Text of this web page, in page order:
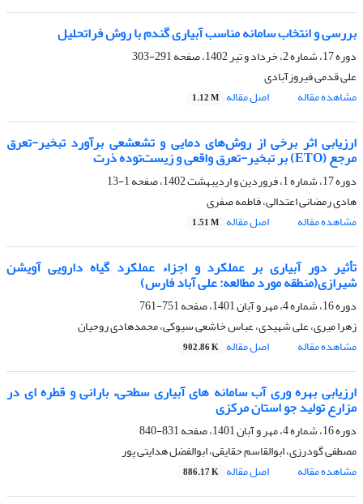
بررسی و انتخاب سامانه مناسب آبیاری گندم با روش فراتحلیل
دوره 17، شماره 2، خرداد و تیر 1402، صفحه
291-303
علی قدمی فیروزآبادی
مشاهده مقاله
اصل مقاله 1.12 M
ارزیابی اثر برخی از روش‌های دمایی و تشعشعی برآورد تبخیر-تعرق
مرجع (ETO) بر تبخیر-تعرق واقعی و زیست‌توده ذرت
دوره 17، شماره 1، فروردین و اردیبهشت 1402، صفحه
1-13
هادی رمضانی اعتدالی، فاطمه صفری
مشاهده مقاله
اصل مقاله 1.51 M
تأثیر دور آبیاری بر عملکرد و اجزاء عملکرد گیاه‎ دارویی آویشن
شیرازی(منطقه مورد مطالعه: علی ‎آباد فارس)
دوره 16، شماره 4، مهر و آبان 1401، صفحه
751-761
زهرا میری، علی شهیدی، عباس خاشعی سیوکی، محمدهادی روحیان
مشاهده مقاله
اصل مقاله 902.86 K
ارزیابی بهره ‏وری آب سامانه ‏های آبیاری سطحی، بارانی و قطره‏ ای در
مزارع تولید جو استان مرکزی
دوره 16، شماره 4، مهر و آبان 1401، صفحه
831-840
مصطفی گودرزی، ابوالقاسم حقایقی، ابوالفضل هدایتی پور
مشاهده مقاله
اصل مقاله 886.17 K